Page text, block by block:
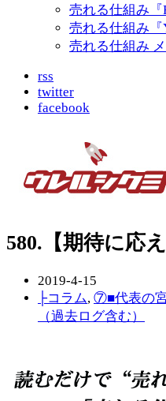
売れる仕組み『
売れる仕組み『
売れる仕組み
rss
twitter
facebook
580.【期待に応
2019-4-15
├コラム, ⑦■代表の
（過去ログ含む）